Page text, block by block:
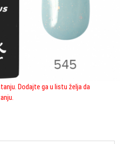
Dodajte ga u listu želja da